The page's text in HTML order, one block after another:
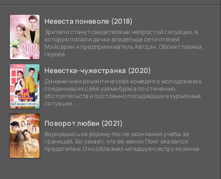
Невеста поневоле (2018)
Зрители станут свидетелями непростой ситуации, в
которую попали дочка владельца сети отелей
Мэйсарин и предприниматель Кетдэн. Обоих главных
героев
Невестка-чужестранка (2020)
Динамичная романтическая комедия о молодоженах,
соединивших себя узами брака по стечению
обстоятельств и постоянно попадающих в курьезные
ситуации...
Поворот любви (2021)
Вернувшись на родину после окончания учебы за
границей, Бо узнает, что её жених Понг оказался
предателем. Он соблазнил младшую сестру хозяина